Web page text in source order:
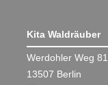
Kita Waldräuber
Werdohler Weg 81
13507 Berlin